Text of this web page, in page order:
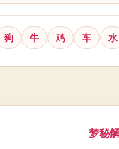
狗 牛 鸡 车 水
梦秘